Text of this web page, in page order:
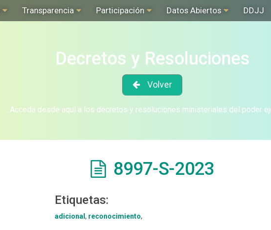
Transparencia Participación Datos Abiertos DDJJ
Decretos y Resoluciones
Volver
Acceda desde aquí a los decretos y resoluciones ministeriales del poder
8997-S-2023
Etiquetas:
adicional , reconocimiento,